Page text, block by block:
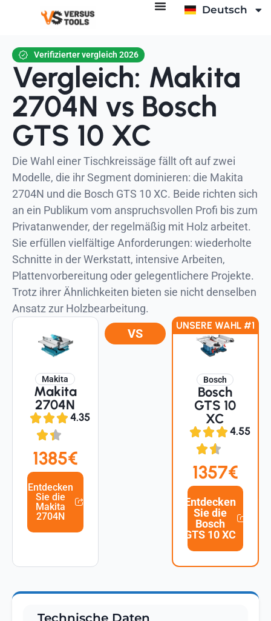
Deutsch
Français
Verifizierter vergleich 2026
Vergleich: Makita
2704N vs Bosch
GTS 10 XC
Die Wahl einer Tischkreissäge fällt oft auf zwei
Modelle, die ihr Segment dominieren: die Makita
2704N und die Bosch GTS 10 XC. Beide richten sich
an ein Publikum vom anspruchsvollen Profi bis zum
Privatanwender, der regelmäßig mit Holz arbeitet.
Sie erfüllen vielfältige Anforderungen: wiederholte
Schnitte in der Werkstatt, intensive Arbeiten,
Plattenvorbereitung oder gelegentlichere Projekte.
Trotz ihrer Ähnlichkeiten bieten sie nicht denselben
Ansatz zur Holzbearbeitung.
Makita
Makita
2704N
4.35
1385€
Entdecken
Sie die
Makita
2704N
VS
Bosch
Bosch
GTS 10
XC
4.55
1357€
Entdecken
Sie die
Bosch
GTS 10 XC
UNSERE WAHL #1
Technische Daten